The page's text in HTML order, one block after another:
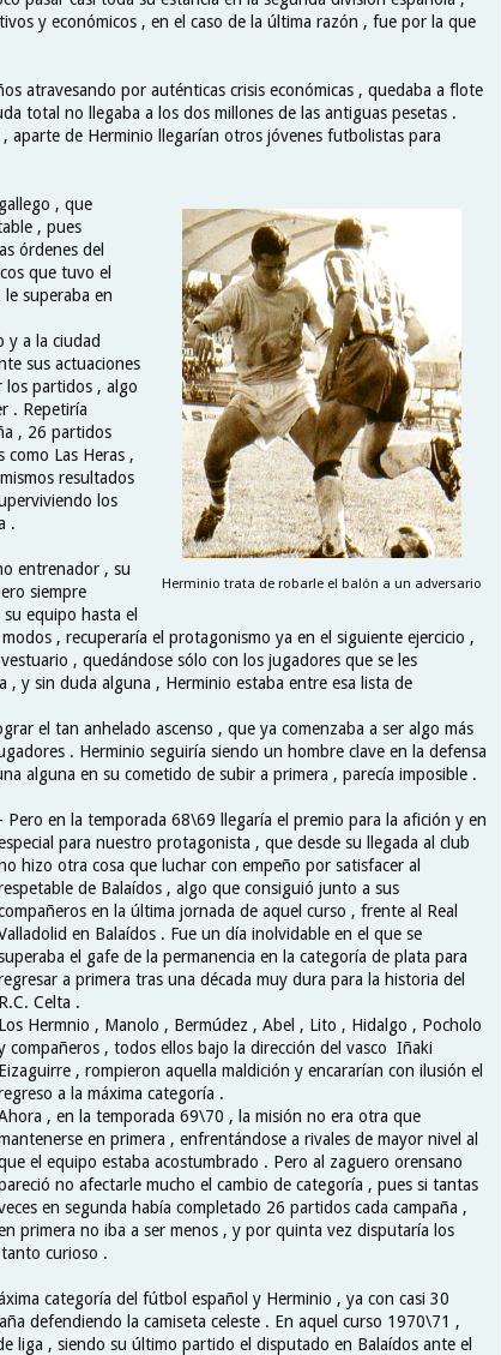
y económicos , en el caso de la última razón , fue por la que
atravesando por auténticas crisis económicas , quedaba a flote
total no llegaba a los dos millones de las antiguas pesetas .
aparte de Herminio llegarían otros jóvenes futbolistas para
Herminio trata de robarle el balón a un adversario
, que
, pues
órdenes del
que tuvo el
superaba en
y a la ciudad
sus actuaciones
los partidos , algo
. Repetiría
, 26 partidos
Las Heras ,
resultados
los
.
entrenador , su
siempre
equipo hasta el
, recuperaría el protagonismo ya en el siguiente ejercicio ,
, quedándose sólo con los jugadores que se les
, y sin duda alguna , Herminio estaba entre esa lista de
el tan anhelado ascenso , que ya comenzaba a ser algo más
. Herminio seguiría siendo un hombre clave en la defensa
alguna en su cometido de subir a primera , parecía imposible .
- Pero en la temporada 68\69 llegaría el premio para la afición y en
para nuestro protagonista , que desde su llegada al club
hizo otra cosa que luchar con empeño por satisfacer al
de Balaídos , algo que consiguió junto a sus
en la última jornada de aquel curso , frente al Real
en Balaídos . Fue un día inolvidable en el que se
el gafe de la permanencia en la categoría de plata para
a primera tras una década muy dura para la historia del
R.C. Celta .
Los Hermnio , Manolo , Bermúdez , Abel , Lito , Hidalgo , Pocholo
compañeros , todos ellos bajo la dirección del vasco Iñaki
Eizaguirre , rompieron aquella maldición y encararían con ilusión el
a la máxima categoría .
, en la temporada 69\70 , la misión no era otra que
en primera , enfrentándose a rivales de mayor nivel al
el equipo estaba acostumbrado . Pero al zaguero orensano
no afectarle mucho el cambio de categoría , pues si tantas
en segunda había completado 26 partidos cada campaña ,
primera no iba a ser menos , y por quinta vez disputaría los
curioso .
categoría del fútbol español y Herminio , ya con casi 30
defendiendo la camiseta celeste . En aquel curso 1970\71 ,
liga , siendo su último partido el disputado en Balaídos ante el